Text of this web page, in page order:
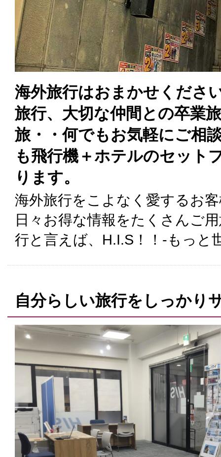
海外旅行はおまかせくださ
旅行、大切な仲間との卒業
旅・・何でもお気軽にご相
も飛行機＋ホテルのセット
ります。
海外旅行をこよなく愛するお
日々お得な情報をたくさんご
行と言えば、H.I.S！！-もっと
自分らしい旅行をしっかり